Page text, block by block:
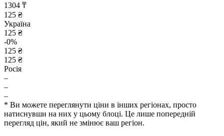
1304 ₸
125 ₴
Україна
125 ₴
-0%
125 ₴
125 ₴
Росія
–
–
–
* Ви можете переглянути ціни в інших регіонах, просто
натиснувши на них у цьому блоці. Це лише попередній
перегляд цін, який не змінює ваш регіон.